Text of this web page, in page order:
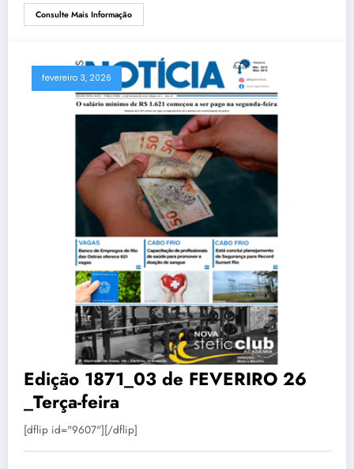
Consulte Mais Informação
fevereiro 3, 2026
Edição 1871_03 de FEVERIRO 26
_Terça-feira
[dflip id="9607"][/dflip]